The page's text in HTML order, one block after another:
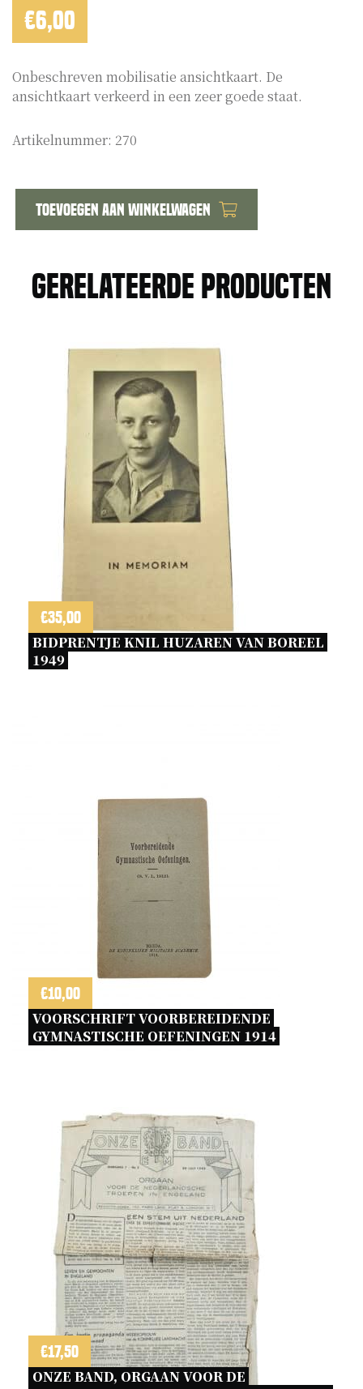
€6,00
Onbeschreven mobilisatie ansichtkaart. De
ansichtkaart verkeerd in een zeer goede staat.
Artikelnummer: 270
doen!
aantal
Toevoegen aan winkelwagen
Gerelateerde producten
€35,00
BIDPRENTJE KNIL HUZAREN VAN BOREEL
1949
€10,00
VOORSCHRIFT VOORBEREIDENDE
GYMNASTISCHE OEFENINGEN 1914
€17,50
ONZE BAND, ORGAAN VOOR DE